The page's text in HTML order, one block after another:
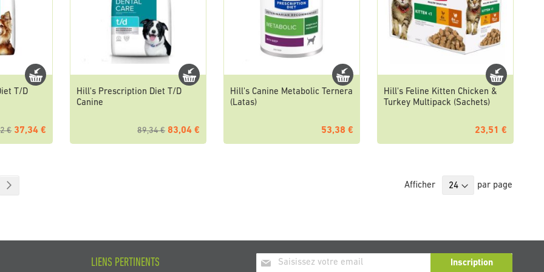
T/D
€ 37,34 €
Hill's Prescription Diet T/D
Canine
89,34 € 83,04 €
Hill's Canine Metabolic Ternera
(Latas)
53,38 €
Hill's Feline Kitten Chicken &
Turkey Multipack (Sachets)
23,51 €
page Afficher par page
Inscription
Inscription
LIENS PERTINENTS